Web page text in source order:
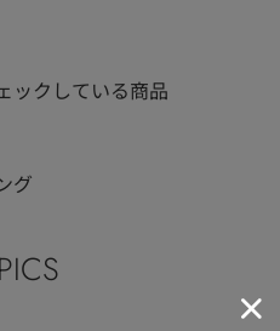
ックしている商品
グ